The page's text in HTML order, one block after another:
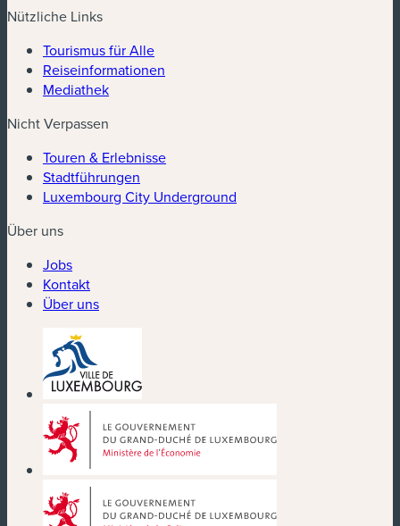
Nützliche Links
Tourismus für Alle
Reiseinformationen
Mediathek
Nicht Verpassen
Touren & Erlebnisse
Stadtführungen
Luxembourg City Underground
Über uns
Jobs
Kontakt
Über uns